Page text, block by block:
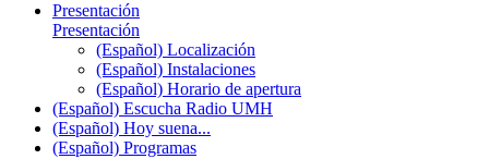
Presentación
Presentación
(Español) Localización
(Español) Instalaciones
(Español) Horario de apertura
(Español) Escucha Radio UMH
(Español) Hoy suena...
(Español) Programas